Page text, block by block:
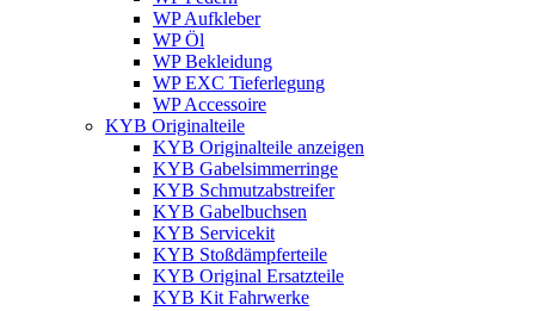
WP Aufkleber
WP Öl
WP Bekleidung
WP EXC Tieferlegung
WP Accessoire
KYB Originalteile
KYB Originalteile anzeigen
KYB Gabelsimmerringe
KYB Schmutzabstreifer
KYB Gabelbuchsen
KYB Servicekit
KYB Stoßdämpferteile
KYB Original Ersatzteile
KYB Kit Fahrwerke